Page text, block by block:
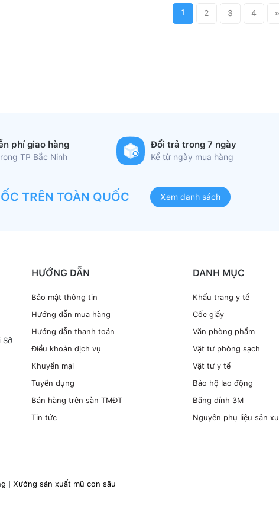
1 2 3 4
phí giao hàng
TP Bắc Ninh
Đổi trả trong 7 ngày
Kể từ ngày mua hàng
TRÊN TOÀN QUỐC Xem danh sách
Sở
HƯỚNG DẪN
Bảo mật thông tin
Hướng dẫn mua hàng
Hướng dẫn thanh toán
Điều khoản dịch vụ
Khuyến mại
Tuyển dụng
Bán hàng trên sàn TMĐT
Tin tức
DANH MỤC
Khẩu trang y tế
Cốc giấy
Văn phòng phẩm
Vật tư phòng sạch
Vật tư y tế
Bảo hộ lao động
Băng dính 3M
Nguyên phụ liệu sản
| Xưởng sản xuất mũ con sâu